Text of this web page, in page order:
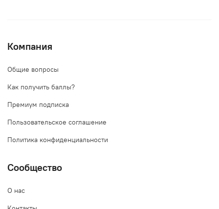
Компания
Общие вопросы
Как получить баллы?
Премиум подписка
Пользовательское соглашение
Политика конфиденциальности
Сообщество
О нас